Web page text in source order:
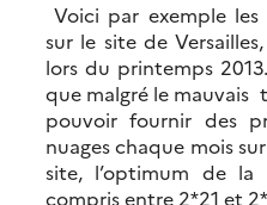
Voici par exemple
sur le site de
lors du printemps
que malgré le mauvais
pouvoir fournir des
nuages chaque mois
site, l’optimum de la
compris entre 2*21 et